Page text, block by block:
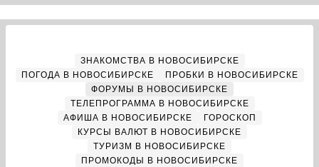
ЗНАКОМСТВА В НОВОСИБИРСКЕ
ПОГОДА В НОВОСИБИРСКЕ
ПРОБКИ В НОВОСИБИРСКЕ
ФОРУМЫ В НОВОСИБИРСКЕ
ТЕЛЕПРОГРАММА В НОВОСИБИРСКЕ
АФИША В НОВОСИБИРСКЕ
ГОРОСКОП
КУРСЫ ВАЛЮТ В НОВОСИБИРСКЕ
ТУРИЗМ В НОВОСИБИРСКЕ
ПРОМОКОДЫ В НОВОСИБИРСКЕ